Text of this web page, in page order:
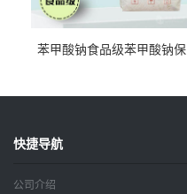
苯甲酸钠食品级苯甲酸钠保
快捷导航
公司介绍